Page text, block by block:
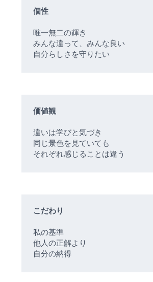
個性
唯一無二の輝き
みんな違って、みんな良い
自分らしさを守りたい
価値観
違いは学びと気づき
同じ景色を見ていても
それぞれ感じることは違う
こだわり
私の基準
他人の正解より
自分の納得